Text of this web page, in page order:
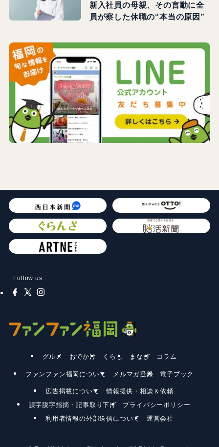
新入社員の母親、その言動に全
員が察した休職の“本当の原因”
Follow us
グルメ おでかけ くらし まなび コラム
ファンファン福岡について メルマガ登録 電子ブック
広告掲載について
情報提供・相談＆依頼
誤字脱字指摘・記事取り下げ
プライバシーポリシー
利用者情報の外部送信について
運営会社